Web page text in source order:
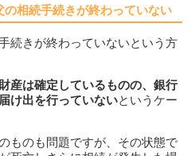
相続手続きが終わっていない
続きが終わっていないという方
産は確定しているものの、銀行
け出を行っていないというケー
ものも問題ですが、その状態で